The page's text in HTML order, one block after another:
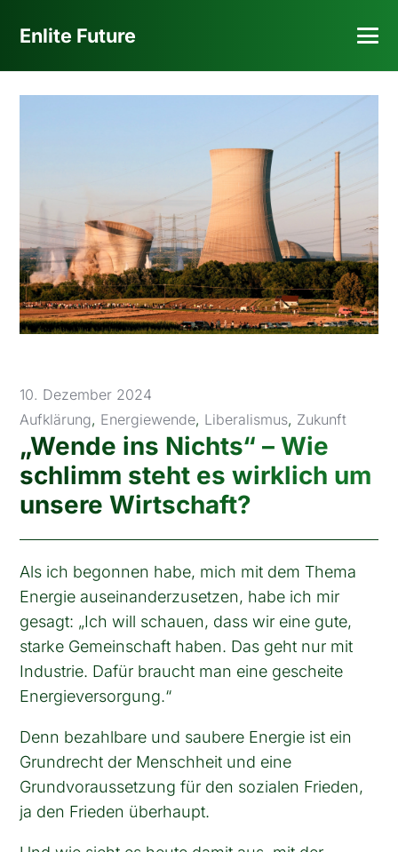
Enlite Future
10. Dezember 2024
Aufklärung, Energiewende, Liberalismus, Zukunft
„Wende ins Nichts“ – Wie
schlimm steht es wirklich um
unsere Wirtschaft?
Als ich begonnen habe, mich mit dem Thema
Energie auseinanderzusetzen, habe ich mir
gesagt: „Ich will schauen, dass wir eine gute,
starke Gemeinschaft haben. Das geht nur mit
Industrie. Dafür braucht man eine gescheite
Energieversorgung.“
Denn bezahlbare und saubere Energie ist ein
Grundrecht der Menschheit und eine
Grundvoraussetzung für den sozialen Frieden,
ja den Frieden überhaupt.